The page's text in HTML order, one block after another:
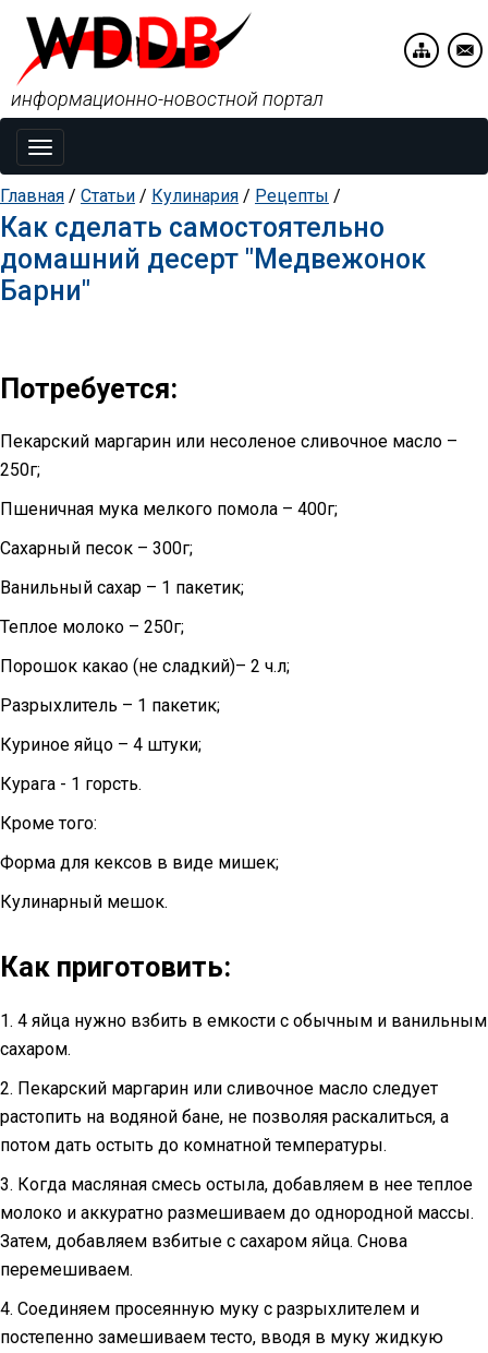
Toggle
navigation
информационно-новостной портал
Главная / Статьи / Кулинария / Рецепты /
Как сделать самостоятельно
домашний десерт "Медвежонок
Барни"
Потребуется:
Пекарский маргарин или несоленое сливочное масло –
250г;
Пшеничная мука мелкого помола – 400г;
Сахарный песок – 300г;
Ванильный сахар – 1 пакетик;
Теплое молоко – 250г;
Порошок какао (не сладкий)– 2 ч.л;
Разрыхлитель – 1 пакетик;
Куриное яйцо – 4 штуки;
Курага - 1 горсть.
Кроме того:
Форма для кексов в виде мишек;
Кулинарный мешок.
Как приготовить:
1. 4 яйца нужно взбить в емкости с обычным и ванильным
сахаром.
2. Пекарский маргарин или сливочное масло следует
растопить на водяной бане, не позволяя раскалиться, а
потом дать остыть до комнатной температуры.
3. Когда масляная смесь остыла, добавляем в нее теплое
молоко и аккуратно размешиваем до однородной массы.
Затем, добавляем взбитые с сахаром яйца. Снова
перемешиваем.
4. Соединяем просеянную муку с разрыхлителем и
постепенно замешиваем тесто, вводя в муку жидкую